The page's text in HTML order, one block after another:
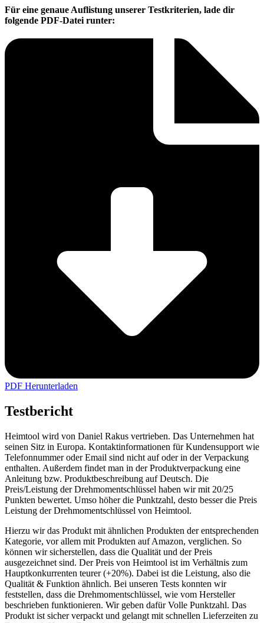
Für eine genaue Auflistung unserer Testkriterien, lade dir
folgende PDF-Datei runter:
PDF Herunterladen
Testbericht
Heimtool wird von Daniel Rakus vertrieben. Das Unternehmen hat
seinen Sitz in Europa. Kontaktinformationen für Kundensupport wie
Telefonnummer oder Email sind nicht auf oder in der Verpackung
enthalten. Außerdem findet man in der Produktverpackung eine
Anleitung bzw. Produktbeschreibung auf Deutsch. Die
Preis/Leistung der Drehmomentschlüssel haben wir mit 20/25
Punkten bewertet. Umso höher die Punktzahl, desto besser die Preis
Leistung der Drehmomentschlüssel von Heimtool.
Hierzu wir das Produkt mit ähnlichen Produkten der entsprechenden
Kategorie, vor allem mit Produkten auf Amazon, verglichen. So
können wir sicherstellen, dass die Qualität und der Preis
ausgezeichnet sind. Der Preis von Heimtool ist im Verhältnis zum
Hauptkonkurrenten teurer (+20%). Dabei ist die Leistung, also die
Qualität & Funktion ähnlich. Bei unseren Tests konnten wir
feststellen, dass die Drehmomentschlüssel, wie vom Hersteller
beschrieben funktionieren. Wir geben dafür Volle Punktzahl. Das
Produkt ist sicher verpackt und gelangt mit schnellen Lieferzeiten zu